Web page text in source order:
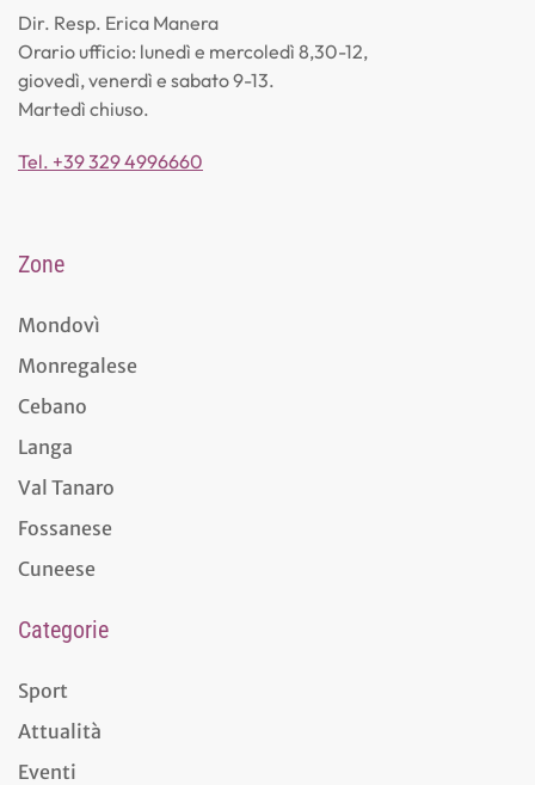
Dir. Resp. Erica Manera
Orario ufficio: lunedì e mercoledì 8,30-12,
giovedì, venerdì e sabato 9-13.
Martedì chiuso.
Tel. +39 329 4996660
Zone
Mondovì
Monregalese
Cebano
Langa
Val Tanaro
Fossanese
Cuneese
Categorie
Sport
Attualità
Eventi